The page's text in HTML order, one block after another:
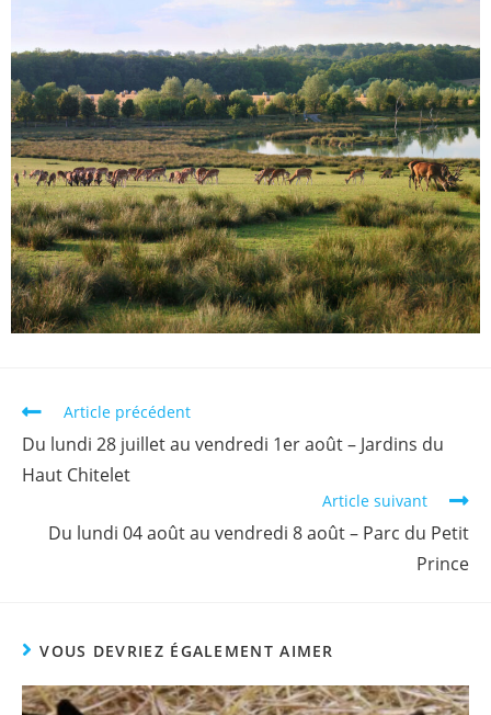
Article précédent
Du lundi 28 juillet au vendredi 1er août – Jardins du
Haut Chitelet
Article suivant
Du lundi 04 août au vendredi 8 août – Parc du Petit
Prince
VOUS DEVRIEZ ÉGALEMENT AIMER